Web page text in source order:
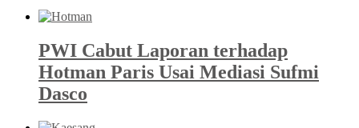
PWI Cabut Laporan terhadap
Hotman Paris Usai Mediasi Sufmi
Dasco